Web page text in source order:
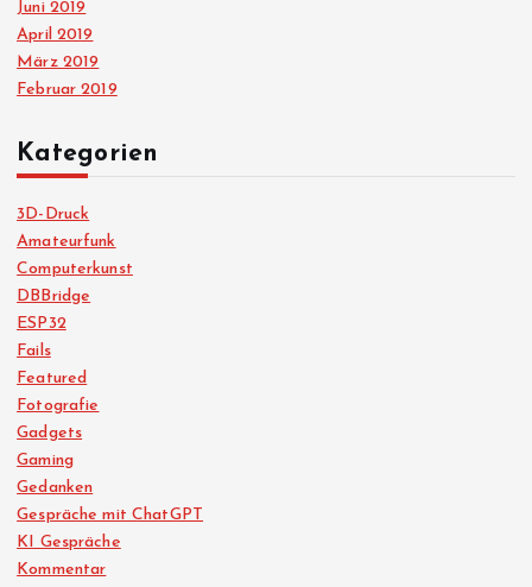
Juni 2019
April 2019
März 2019
Februar 2019
Kategorien
3D-Druck
Amateurfunk
Computerkunst
DBBridge
ESP32
Fails
Featured
Fotografie
Gadgets
Gaming
Gedanken
Gespräche mit ChatGPT
KI Gespräche
Kommentar